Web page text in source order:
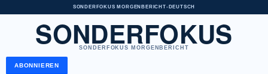
SONDERFOKUS MORGENBERICHT• DEUTSCH
SONDERFOKUS
SONDERFOKUS MORGENBERICHT
ABONNIEREN